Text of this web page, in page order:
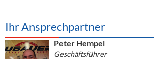
Ihr Ansprechpartner
Peter Hempel
Geschäftsführer